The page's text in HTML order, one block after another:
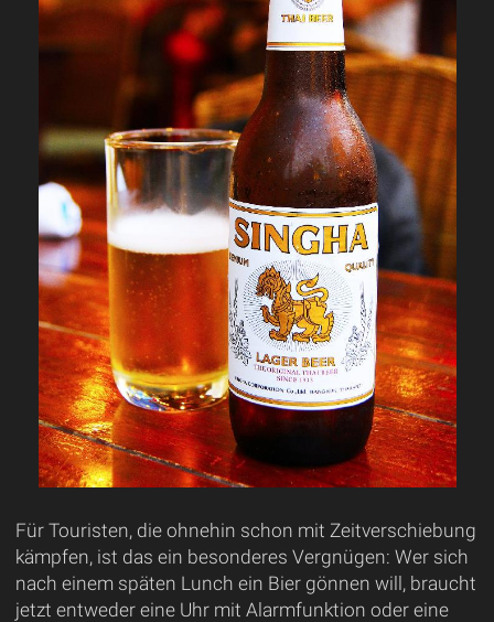
Für Touristen, die ohnehin schon mit Zeitverschiebung
kämpfen, ist das ein besonderes Vergnügen: Wer sich
nach einem späten Lunch ein Bier gönnen will, braucht
jetzt entweder eine Uhr mit Alarmfunktion oder eine